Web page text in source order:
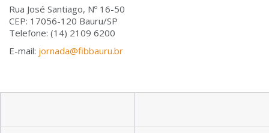
Rua José Santiago, Nº 16-50
CEP: 17056-120 Bauru/SP
Telefone: (14) 2109 6200
E-mail: jornada@fibbauru.br